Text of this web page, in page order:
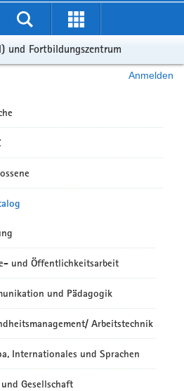
und Fortbildungszentrum
Anmelden
und Öffentlichkeitsarbeit
und Pädagogik
Arbeitstechnik
Internationales und Sprachen
Gesellschaft